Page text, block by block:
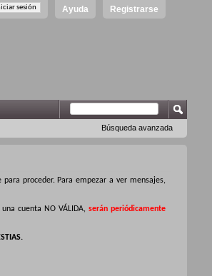
Registrarse
Ayuda
Búsqueda avanzada
proceder. Para empezar a ver mensajes,
cuenta NO VÁLIDA, serán periódicamente